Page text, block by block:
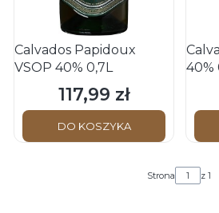
Calvados Papidoux
VSOP 40% 0,7L
Cena
117,99 zł
DO KOSZYKA
40%
Strona z 1